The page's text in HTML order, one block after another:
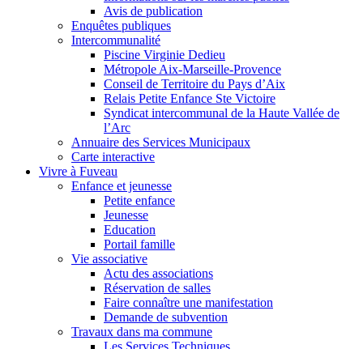
Avis de publication
Enquêtes publiques
Intercommunalité
Piscine Virginie Dedieu
Métropole Aix-Marseille-Provence
Conseil de Territoire du Pays d’Aix
Relais Petite Enfance Ste Victoire
Syndicat intercommunal de la Haute Vallée de
l’Arc
Annuaire des Services Municipaux
Carte interactive
Vivre à Fuveau
Enfance et jeunesse
Petite enfance
Jeunesse
Education
Portail famille
Vie associative
Actu des associations
Réservation de salles
Faire connaître une manifestation
Demande de subvention
Travaux dans ma commune
Les Services Techniques